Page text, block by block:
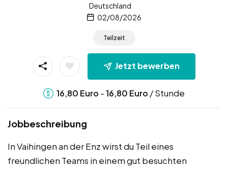
Deutschland
02/08/2026
Teilzeit
Jetzt bewerben
16,80 Euro -16,80 Euro / Stunde
Jobbeschreibung
In Vaihingen an der Enz wirst du Teil eines
freundlichen Teams in einem gut besuchten